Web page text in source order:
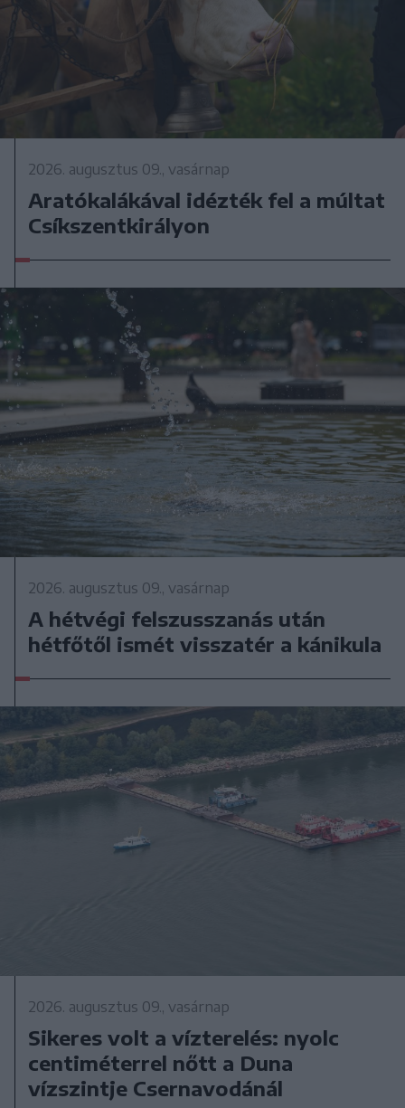
2026. augusztus 09., vasárnap
Aratókalákával idézték fel a múltat
Csíkszentkirályon
2026. augusztus 09., vasárnap
A hétvégi felszusszanás után
hétfőtől ismét visszatér a kánikula
2026. augusztus 09., vasárnap
Sikeres volt a vízterelés: nyolc
centiméterrel nőtt a Duna
vízszintje Csernavodánál